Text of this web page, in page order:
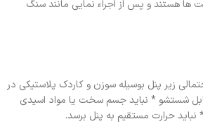
ها هستند و پس از اجراء نمایی مانند سنگ
زیر پنل بوسیله سوزن و کاردک پلاستیکی در
شستشو * نباید جسم سخت یا مواد اسیدی
حرارت مستقیم به پنل برسد.